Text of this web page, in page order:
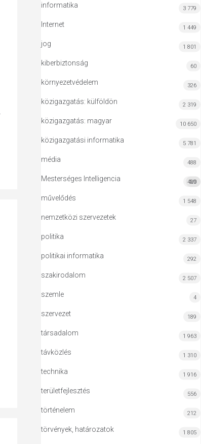
informatika 3 779
Internet 1 449
jog 1 801
kiberbiztonság 60
környezetvédelem 326
közigazgatás: külföldön 2 319
közigazgatás: magyar 10 650
közigazgatási informatika 5 781
média 488
Mesterséges Intelligencia MI
420
művelődés 1 548
nemzetközi szervezetek 27
politika 2 337
politikai informatika 292
szakirodalom 2 507
szemle 4
szervezet 189
társadalom 1 963
távközlés 1 310
technika 1 916
területfejlesztés 556
történelem 212
törvények, határozatok 1 805